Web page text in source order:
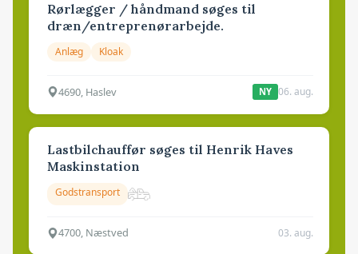
Rørlægger / håndmand søges til
dræn/entreprenørarbejde.
Anlæg Kloak
4690, Haslev NY 06. aug.
Lastbilchauffør søges til Henrik Haves
Maskinstation
Godstransport
4700, Næstved 03. aug.